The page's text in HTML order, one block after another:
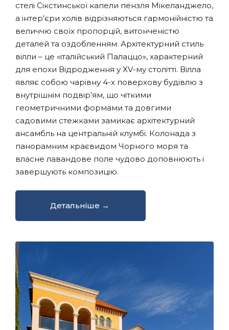
стелі Сікстинської капели пензля Мікеланджело,
а інтер’єри холів відрізняються гармонійністю та
величчю своїх пропорцій, витонченістю
деталей та оздобленням. Архітектурний стиль
вілли – це «італійський Палаццо», характерний
для епохи Відродження у XV-му столітті. Вілла
являє собою чарівну 4-х поверхову будівлю з
внутрішнім подвір’ям, що чіткими
геометричними формами та довгими
садовими стежками замикає архітектурний
ансамбль на центральній клумбі. Колонада з
панорамним краєвидом Чорного моря та
власне лавандове поле чудово доповнюють і
завершують композицію.
Детальніше →